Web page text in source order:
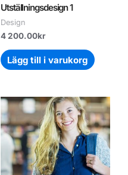
Utställningsdesign 1
Design
4 200.00kr
Lägg till i varukorg